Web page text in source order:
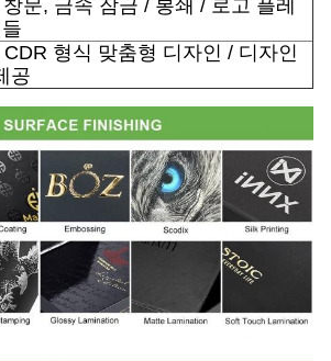
문, 금속 잠금 / 봉쇄 / 로고 플레
CDR 형식 맞춤형 디자인 / 디자인
공